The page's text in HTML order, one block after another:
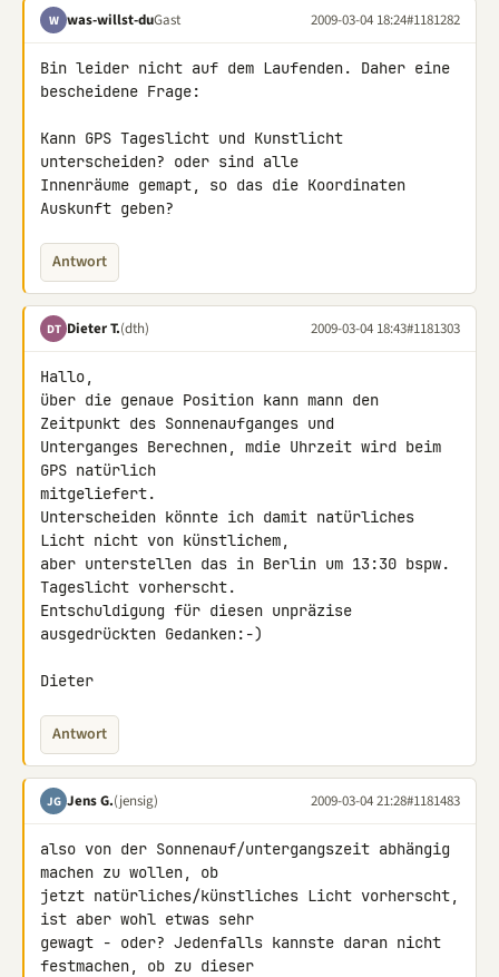
W was-willst-duGast 2009-03-04 18:24#1181282
Bin leider nicht auf dem Laufenden. Daher eine
bescheidene Frage:
Kann GPS Tageslicht und Kunstlicht
unterscheiden? oder sind alle
Innenräume gemapt, so das die Koordinaten
Auskunft geben?
Antwort
DT Dieter T.(dth) 2009-03-04 18:43#1181303
Hallo,
über die genaue Position kann mann den
Zeitpunkt des Sonnenaufganges und
Unterganges Berechnen, mdie Uhrzeit wird beim
GPS natürlich
mitgeliefert.
Unterscheiden könnte ich damit natürliches
Licht nicht von künstlichem,
aber unterstellen das in Berlin um 13:30 bspw.
Tageslicht vorherscht.
Entschuldigung für diesen unpräzise
ausgedrückten Gedanken:-)
Dieter
Antwort
JG Jens G.(jensig) 2009-03-04 21:28#1181483
also von der Sonnenauf/untergangszeit abhängig
machen zu wollen, ob
jetzt natürliches/künstliches Licht vorherscht,
ist aber wohl etwas sehr
gewagt - oder? Jedenfalls kannste daran nicht
festmachen, ob zu dieser